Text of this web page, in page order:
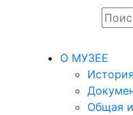
О МУЗЕЕ
История
Общая